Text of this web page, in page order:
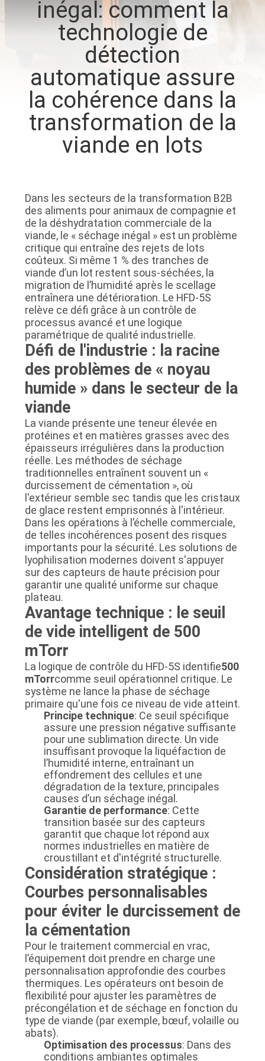
VISITE
D'USINE
CONTRÔLE
QUALITÉ
CONTACTEZ-
DEMANDEZ
UNE
CITATION
PLAN
SITE
POLITIQUE
CONFIDENTIALITÉ
inégal: comment la
technologie de
détection
automatique assure
la cohérence dans la
transformation de la
viande en lots
Dans les secteurs de la transformation B2B
des aliments pour animaux de compagnie et
de la déshydratation commerciale de la
viande, le « séchage inégal » est un problème
critique qui entraîne des rejets de lots
coûteux. Si même 1 % des tranches de
viande d’un lot restent sous-séchées, la
migration de l’humidité après le scellage
entraînera une détérioration. Le HFD-5S
relève ce défi grâce à un contrôle de
processus avancé et une logique
paramétrique de qualité industrielle.
Défi de l'industrie : la racine
des problèmes de « noyau
humide » dans le secteur de la
viande
La viande présente une teneur élevée en
protéines et en matières grasses avec des
épaisseurs irrégulières dans la production
réelle. Les méthodes de séchage
traditionnelles entraînent souvent un «
durcissement de cémentation », où
l'extérieur semble sec tandis que les cristaux
de glace restent emprisonnés à l'intérieur.
Dans les opérations à l’échelle commerciale,
de telles incohérences posent des risques
importants pour la sécurité. Les solutions de
lyophilisation modernes doivent s'appuyer
sur des capteurs de haute précision pour
garantir une qualité uniforme sur chaque
plateau.
Avantage technique : le seuil
de vide intelligent de 500
mTorr
La logique de contrôle du HFD-5S identifie500
mTorrcomme seuil opérationnel critique. Le
système ne lance la phase de séchage
primaire qu'une fois ce niveau de vide atteint.
Principe technique: Ce seuil spécifique
assure une pression négative suffisante
pour une sublimation directe. Un vide
insuffisant provoque la liquéfaction de
l’humidité interne, entraînant un
effondrement des cellules et une
dégradation de la texture, principales
causes d’un séchage inégal.
Garantie de performance: Cette
transition basée sur des capteurs
garantit que chaque lot répond aux
normes industrielles en matière de
croustillant et d'intégrité structurelle.
Considération stratégique :
Courbes personnalisables
pour éviter le durcissement de
la cémentation
Pour le traitement commercial en vrac,
l’équipement doit prendre en charge une
personnalisation approfondie des courbes
thermiques. Les opérateurs ont besoin de
flexibilité pour ajuster les paramètres de
précongélation et de séchage en fonction du
type de viande (par exemple, bœuf, volaille ou
abats).
Optimisation des processus: Dans des
conditions ambiantes optimales